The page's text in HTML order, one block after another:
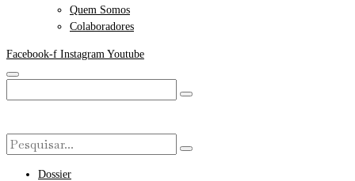
Quem Somos
Colaboradores
Facebook-f Instagram Youtube
Dossier